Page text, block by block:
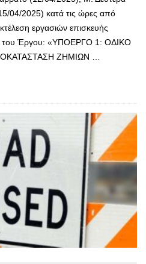
04/2025) κατά τις ώρες από
εργασιών επισκευής
του Έργου: «ΥΠΟΕΡΓΟ 1: ΟΔΙΚΟ
ΖΗΜΙΩΝ …